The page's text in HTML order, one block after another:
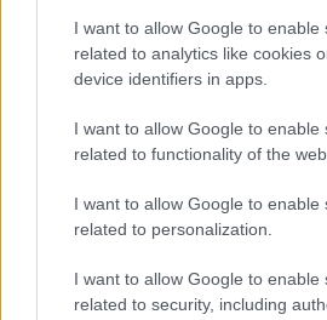
I want to allow Google to enable
related to analytics like cookies
device identifiers in apps.
I want to allow Google to enable
related to functionality of the
I want to allow Google to enable
related to personalization.
I want to allow Google to enable
related to security, including
Arrestati cinque agenti della
Alessandro Tassinari · 7 Ago 2026